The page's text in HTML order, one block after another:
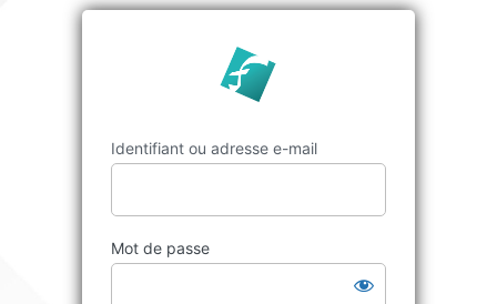
Identifiant ou adresse e-mail
Mot de passe